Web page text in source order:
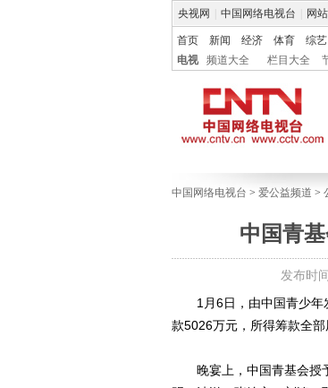
央视网 中国网络电视台 网
首页 新闻 经济 体育 综艺
电视
频道大全 栏目大全
中国网络电视台 > 爱公益频道 >
中国青
发布时
1月6日，由中国青少年发
款5026万元，所得筹款全部
晚宴上，中国青基会授予